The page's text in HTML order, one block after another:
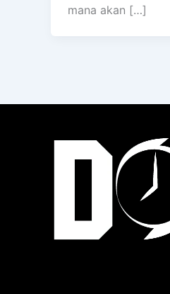
mana akan […]